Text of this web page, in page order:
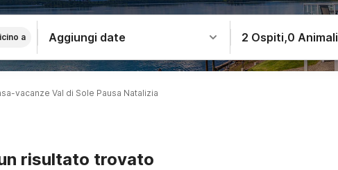
a Aggiungi date 2 Ospiti,0 Animali
vacanze Val di Sole Pausa Natalizia
risultato trovato